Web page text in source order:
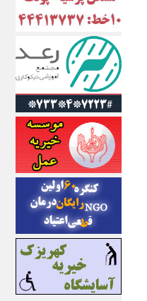
ایران آنلاین
ایران زندگی
ایران فوری
ایرانی روز
ایرانیتال
ایرنا
ایسکانیوز
ایسنا
ایکنا
ایلنا
اینتیتر
ایونا نیوز
بازتاب آنلاین
باشگاه خبرنگاران
باغستان نیوز
بامبوک
ببین و بخون
بدینسان
بنکر